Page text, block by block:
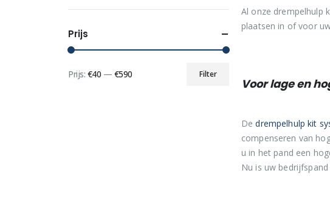
Al onze drempelhulp
plaatsen in of voor
Voor lage en
Dedrempelhulp kit
compenseren van
u in het pand een
Nu is uw
Prijs
Min.
Max.
Filter
Prijs: €40 — €590